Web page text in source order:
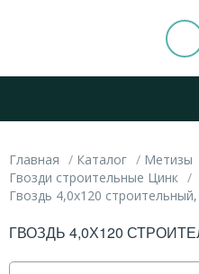
Главная Каталог Метизы
Гвозди строительные Цинк
Гвоздь 4,0х120
ГВОЗДЬ 4,0Х120